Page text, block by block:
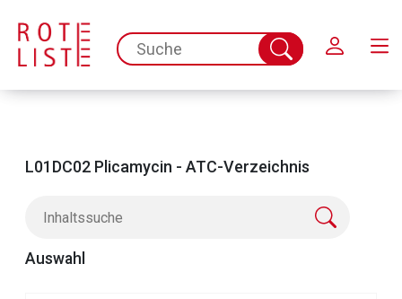
spc.search.input.placeholder
Suche
abschicken
L01DC02 Plicamycin - ATC-Verzeichnis
Auswahl